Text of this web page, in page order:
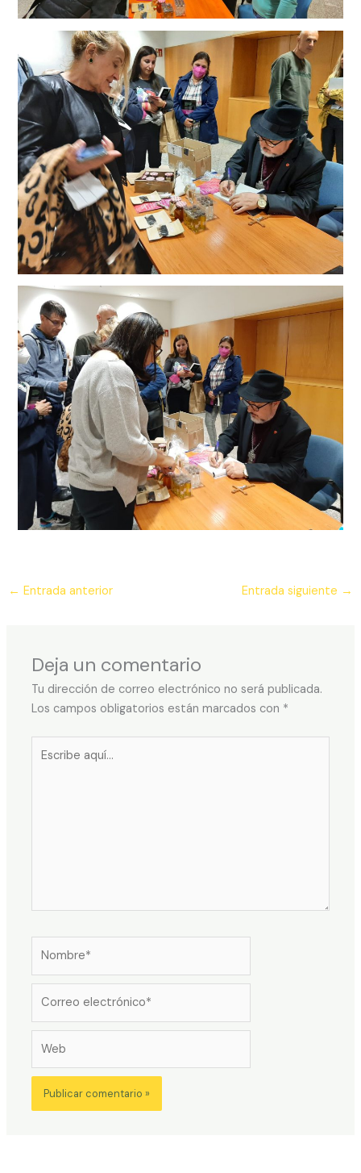
← Entrada anterior Entrada siguiente →
Deja un comentario
Tu dirección de correo electrónico no será publicada.
Los campos obligatorios están marcados con *
aquí...
electrónico*